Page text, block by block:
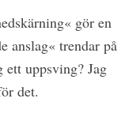
gör en
anslag« trendar på
ett uppsving? Jag
det.